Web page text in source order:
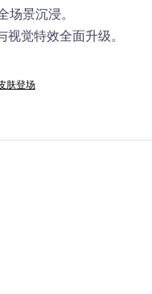
场景沉浸。
觉特效全面升级。
肤登场